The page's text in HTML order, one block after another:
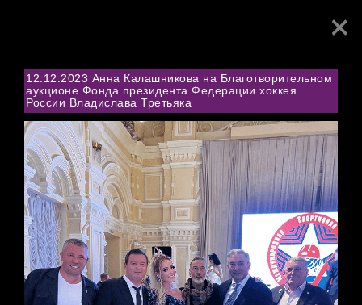
×
12.12.2023 Анна Калашникова на Благотворительном
аукционе Фонда президента Федерации хоккея
России Владислава Третьяка